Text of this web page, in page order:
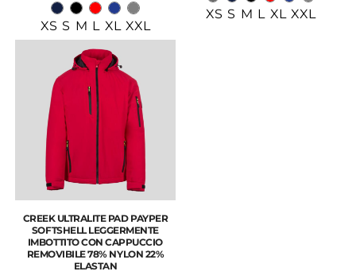
XS S M L XL XXL
XS S M L XL XXL
CREEK ULTRALITE PAD PAYPER
SOFTSHELL LEGGERMENTE
IMBOTTITO CON CAPPUCCIO
REMOVIBILE 78% NYLON 22%
ELASTAN